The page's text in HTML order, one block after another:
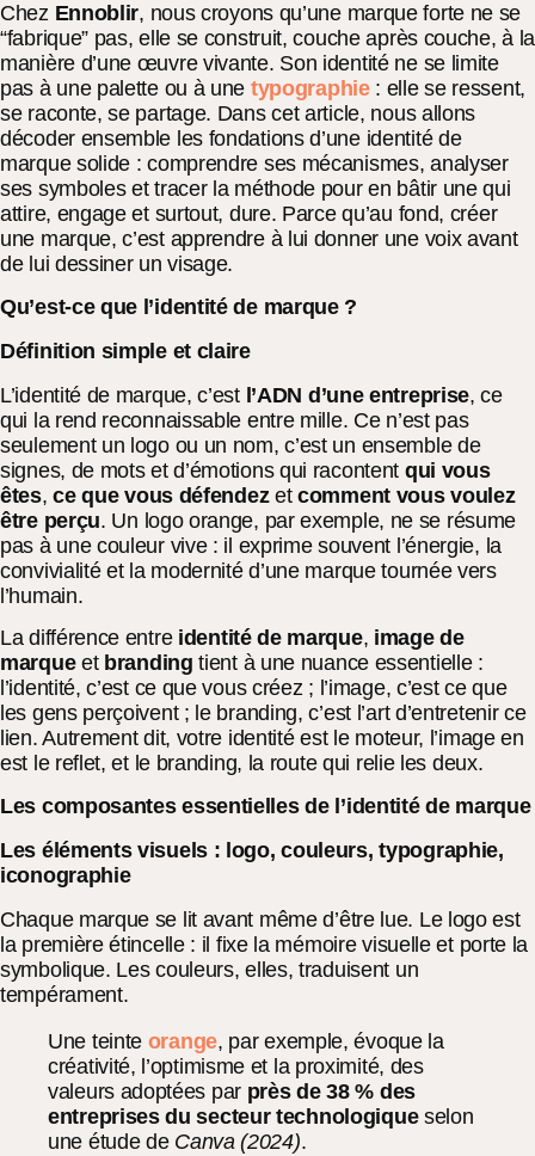
Chez Ennoblir, nous croyons qu’une marque forte ne se
“fabrique” pas, elle se construit, couche après couche, à la
manière d’une œuvre vivante. Son identité ne se limite
pas à une palette ou à une typographie: elle se ressent,
se raconte, se partage. Dans cet article, nous allons
décoder ensemble les fondations d’une identité de
marque solide : comprendre ses mécanismes, analyser
ses symboles et tracer la méthode pour en bâtir une qui
attire, engage et surtout, dure. Parce qu’au fond, créer
une marque, c’est apprendre à lui donner une voix avant
de lui dessiner un visage.
Qu’est-ce que l’identité de marque ?
Définition simple et claire
L’identité de marque, c’est l’ADN d’une entreprise, ce
qui la rend reconnaissable entre mille. Ce n’est pas
seulement un logo ou un nom, c’est un ensemble de
signes, de mots et d’émotions qui racontent qui vous
êtes,ce que vous défendezetcomment vous voulez
être perçu. Un logo orange, par exemple, ne se résume
pas à une couleur vive : il exprime souvent l’énergie, la
convivialité et la modernité d’une marque tournée vers
l’humain.
La différence entre identité de marque, image de
marqueet branding tient à une nuance essentielle :
l’identité, c’est ce que vous créez ; l’image, c’est ce que
les gens perçoivent ; le branding, c’est l’art d’entretenir ce
lien. Autrement dit, votre identité est le moteur, l’image en
est le reflet, et le branding, la route qui relie les deux.
Les composantes essentielles de l’identité de marque
Les éléments visuels : logo, couleurs, typographie,
iconographie
Chaque marque se lit avant même d’être lue. Le logo est
la première étincelle : il fixe la mémoire visuelle et porte la
symbolique. Les couleurs, elles, traduisent un
tempérament.
Une teinte orange, par exemple, évoque la
créativité, l’optimisme et la proximité, des
valeurs adoptées par près de 38 % des
entreprises du secteur technologiqueselon
une étude de Canva (2024).